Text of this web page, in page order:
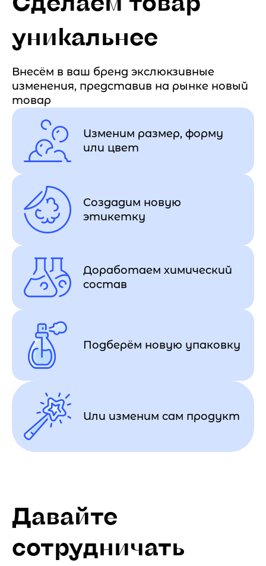
уникальнее
Внесём в ваш бренд экслюкзивные
изменения, представив на рынке новый
товар
Изменим размер, форму
или цвет
Создадим новую
этикетку
Доработаем химический
состав
Подберём новую упаковку
Или изменим сам продукт
Давайте
сотрудничать